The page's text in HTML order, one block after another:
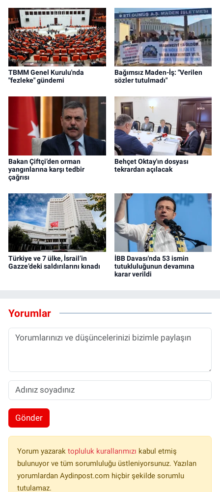
TBMM Genel Kurulu'nda
"fezleke" gündemi
Bağımsız Maden-İş: "Verilen
sözler tutulmadı"
Bakan Çiftçi’den orman
yangınlarına karşı tedbir
çağrısı
Behçet Oktay'ın dosyası
tekrardan açılacak
Türkiye ve 7 ülke, İsrail’in
Gazze’deki saldırılarını kınadı
İBB Davası'nda 53 ismin
tutukluluğunun devamına
karar verildi
Yorumlar
Gönder
Yorum yazarak topluluk kurallarımızı kabul etmiş
bulunuyor ve tüm sorumluluğu üstleniyorsunuz. Yazılan
yorumlardan Aydinpost.com hiçbir şekilde sorumlu
tutulamaz.